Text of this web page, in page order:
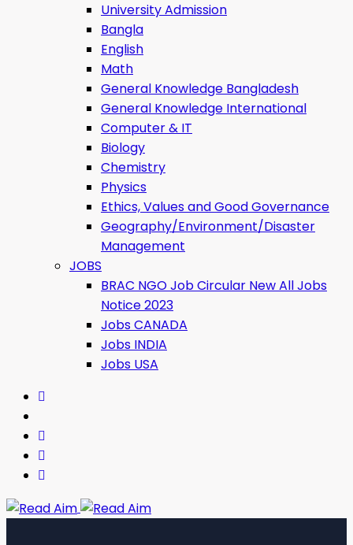
University Admission
Bangla
English
Math
General Knowledge Bangladesh
General Knowledge International
Computer & IT
Biology
Chemistry
Physics
Ethics, Values ​​and Good Governance
Geography/Environment/Disaster
Management
JOBS
BRAC NGO Job Circular New All Jobs
Notice 2023
Jobs CANADA
Jobs INDIA
Jobs USA
Read Aim